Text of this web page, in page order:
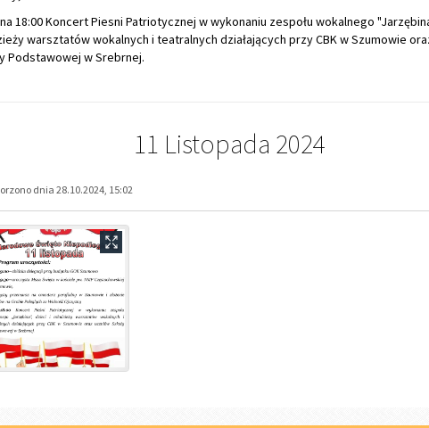
18:00 Koncert Piesni Patriotycznej w wykonaniu zespołu wokalnego
warsztatów wokalnych i teatralnych działających przy CBK w Szumowie
Podstawowej w Srebrnej.
11 Listopada 2024
dnia 28.10.2024, 15:02